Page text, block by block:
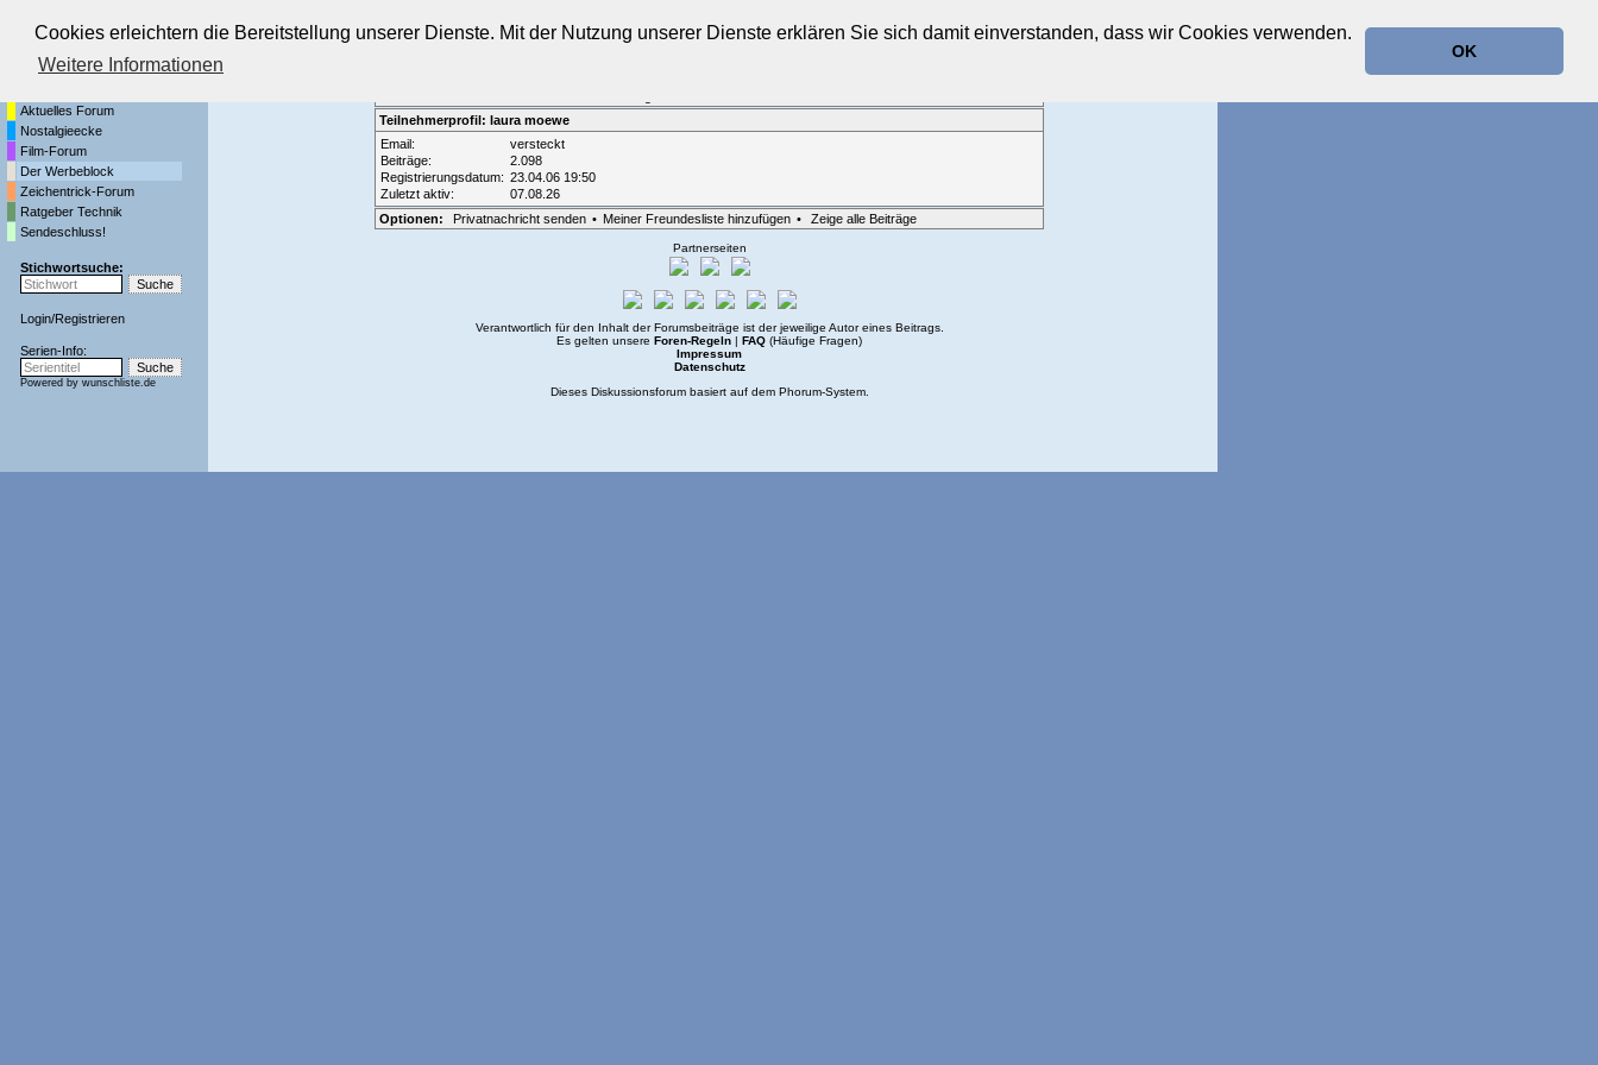
Cookies erleichtern die Bereitstellung unserer Dienste. Mit der Nutzung unserer Dienste erklären Sie sich damit einverstanden, dass wir Cookies verwenden.
Weitere Informationen
OK
Die Fernseh-Diskussionsforen von
Aktuelles Forum
Nostalgieecke
Film-Forum
Der Werbeblock
Zeichentrick-Forum
Ratgeber Technik
Sendeschluss!
Stichwortsuche:
Login/Registrieren
Serien-Info:
Powered by wunschliste.de
Teilnehmerprofil: laura moewe
Email:
versteckt
Beiträge:
2.098
Registrierungsdatum: 23.04.06 19:50
Zuletzt aktiv:
07.08.26
Optionen:
Privatnachricht senden • Meiner Freundesliste hinzufügen • Zeige alle Beiträge
Partnerseiten
Verantwortlich für den Inhalt der Forumsbeiträge ist der jeweilige Autor eines Beitrags.
Es gelten unsere Foren-Regeln FAQ (Häufige Fragen)
Impressum
Datenschutz
Dieses Diskussionsforum basiert auf dem Phorum-System.